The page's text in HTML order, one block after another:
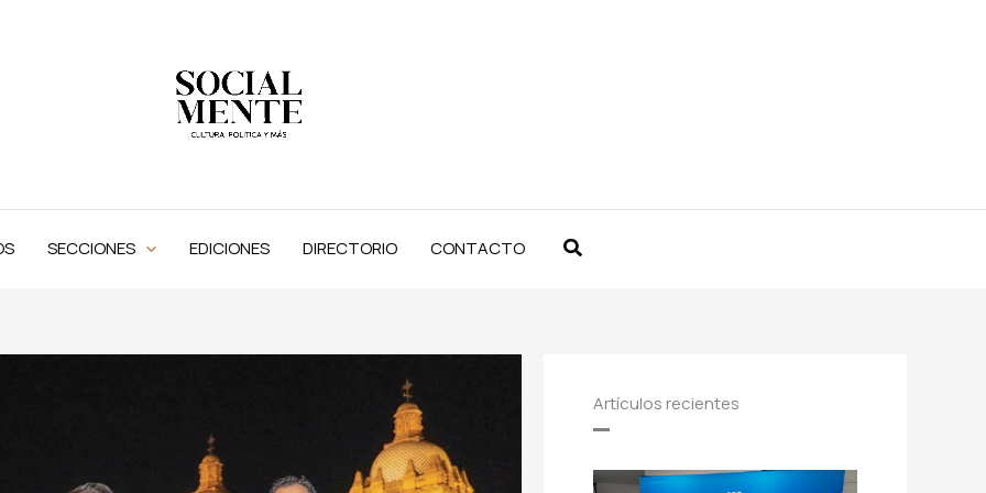
SECCIONES EDICIONES DIRECTORIO CONTACTO Buscar
Artículos recientes